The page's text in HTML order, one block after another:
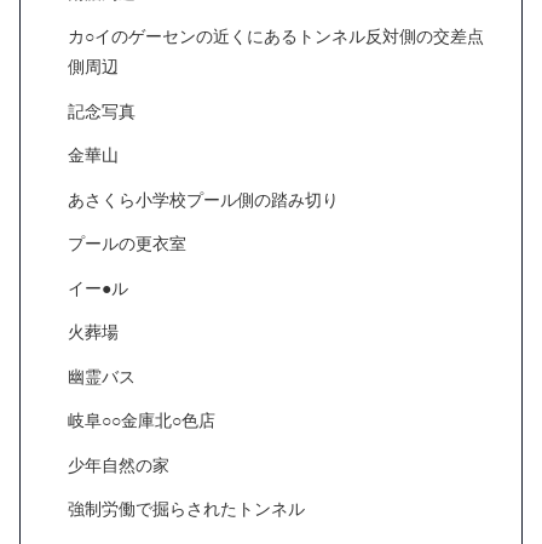
カ○イのゲーセンの近くにあるトンネル反対側の交差点
側周辺
記念写真
金華山
あさくら小学校プール側の踏み切り
プールの更衣室
イー●ル
火葬場
幽霊バス
岐阜○○金庫北○色店
少年自然の家
強制労働で掘らされたトンネル